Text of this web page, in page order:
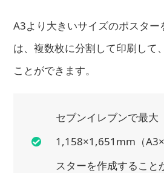
A3より大きいサイズのポスター
は、複数枚に分割して印刷して
ことができます。
セブンイレブンで最大
1,158×1,651mm（
スターを作成すること